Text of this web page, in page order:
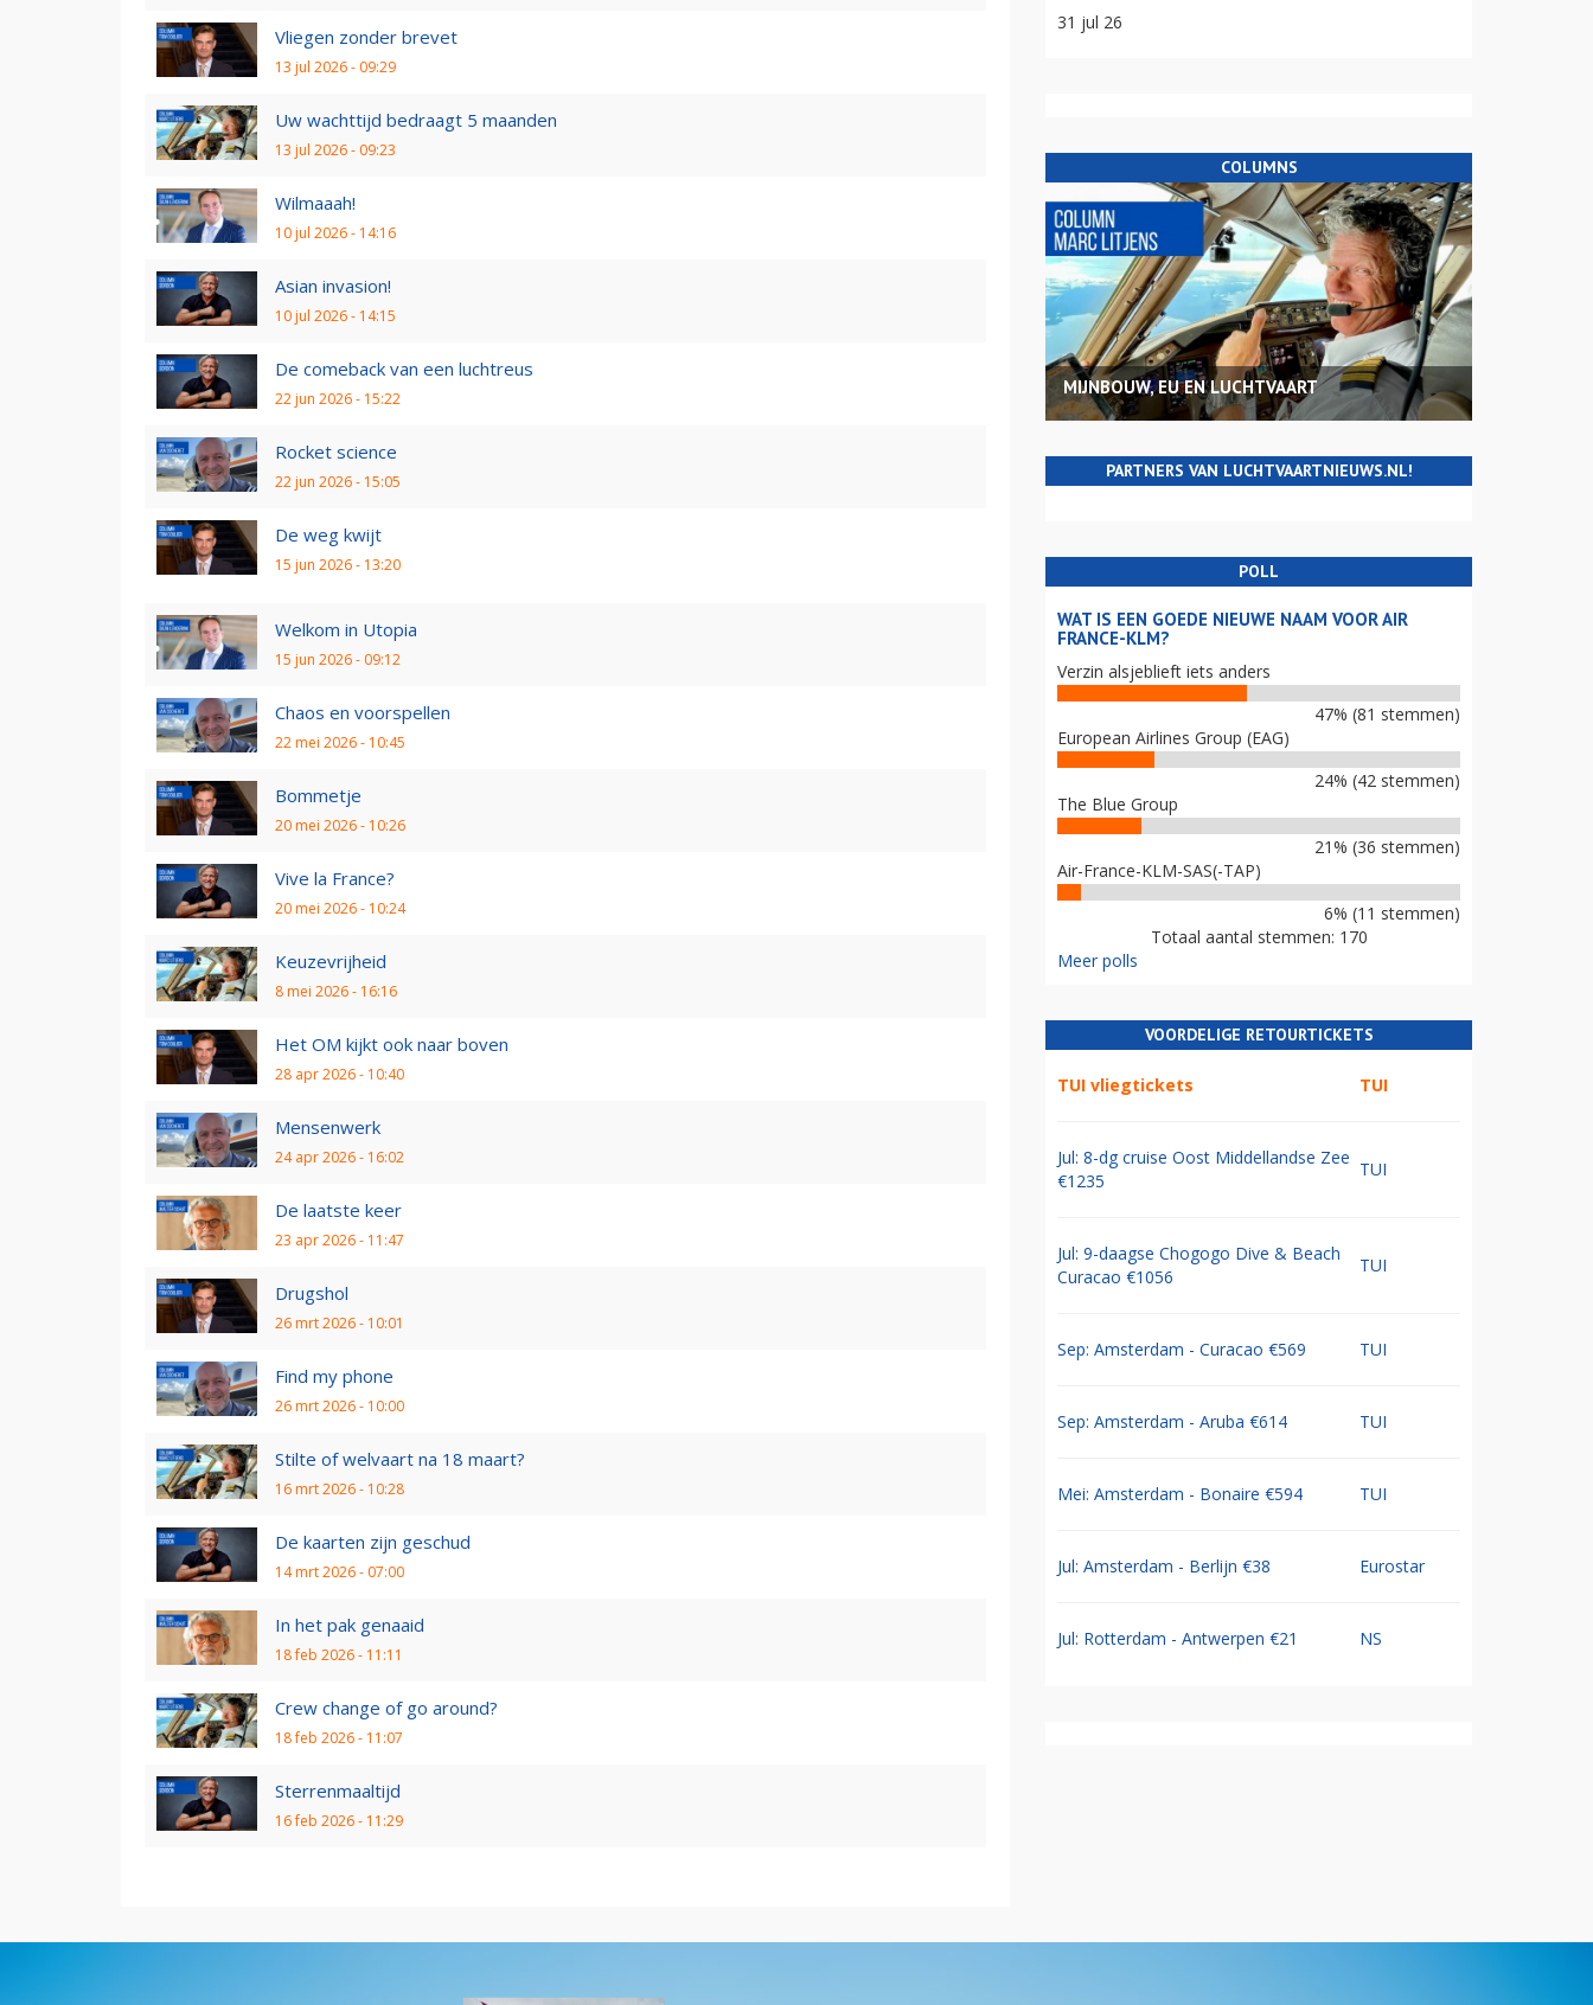
Vliegen zonder brevet
13 jul 2026 - 09:29
Uw wachttijd bedraagt 5 maanden
13 jul 2026 - 09:23
Wilmaaah!
10 jul 2026 - 14:16
Asian invasion!
10 jul 2026 - 14:15
De comeback van een luchtreus
22 jun 2026 - 15:22
Rocket science
22 jun 2026 - 15:05
De weg kwijt
15 jun 2026 - 13:20
Welkom in Utopia
15 jun 2026 - 09:12
Chaos en voorspellen
22 mei 2026 - 10:45
Bommetje
20 mei 2026 - 10:26
Vive la France?
20 mei 2026 - 10:24
Keuzevrijheid
8 mei 2026 - 16:16
Het OM kijkt ook naar boven
28 apr 2026 - 10:40
Mensenwerk
24 apr 2026 - 16:02
De laatste keer
23 apr 2026 - 11:47
Drugshol
26 mrt 2026 - 10:01
Find my phone
26 mrt 2026 - 10:00
Stilte of welvaart na 18 maart?
16 mrt 2026 - 10:28
De kaarten zijn geschud
14 mrt 2026 - 07:00
In het pak genaaid
18 feb 2026 - 11:11
Crew change of go around?
18 feb 2026 - 11:07
Sterrenmaaltijd
16 feb 2026 - 11:29
31 jul 26
COLUMNS
MIJNBOUW, EU EN LUCHTVAART
PARTNERS VAN LUCHTVAARTNIEUWS.NL!
POLL
WAT IS EEN GOEDE NIEUWE NAAM VOOR AIR
FRANCE-KLM?
Verzin alsjeblieft iets anders
47% (81 stemmen)
European Airlines Group (EAG)
24% (42 stemmen)
The Blue Group
21% (36 stemmen)
Air-France-KLM-SAS(-TAP)
6% (11 stemmen)
Totaal aantal stemmen: 170
Meer polls
VOORDELIGE RETOURTICKETS
TUI vliegtickets TUI
Jul: 8-dg cruise Oost Middellandse Zee
€1235
TUI
Jul: 9-daagse Chogogo Dive & Beach
Curacao €1056
TUI
Sep: Amsterdam - Curacao €569 TUI
Sep: Amsterdam - Aruba €614 TUI
Mei: Amsterdam - Bonaire €594 TUI
Jul: Amsterdam - Berlijn €38 Eurostar
Jul: Rotterdam - Antwerpen €21 NS